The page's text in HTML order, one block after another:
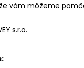
vám môžeme
s.r.o.